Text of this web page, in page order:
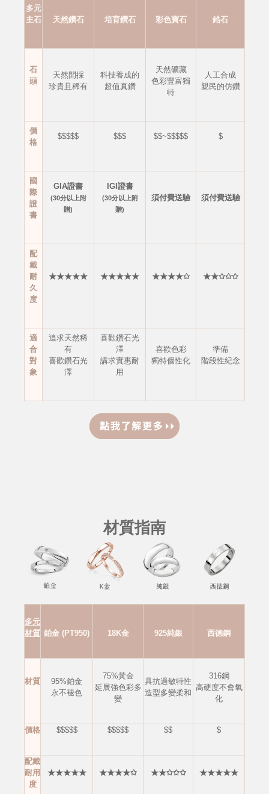
多元
主石
天然鑽石 培育鑽石 彩色寶石 鋯石
石
頭
天然開採
珍貴且稀有
科技養成的
超值真鑽
天然礦藏
色彩豐富獨
特
人工合成
親民的仿鑽
價
格
$$$$$ $$$ $$~$$$$$ $
國
際
證
書
GIA證書
(30分以上附
贈)
IGI證書
(30分以上附
贈)
須付費送驗 須付費送驗
配
戴
耐
久
度
★★★★★ ★★★★★ ★★★★✩ ★★✩✩✩
適
合
對
象
追求天然稀
有
喜歡鑽石光
澤
喜歡鑽石光
澤
講求實惠耐
用
喜歡色彩
獨特個性化
準備
階段性紀念
材質指南
多元
材質 鉑金 (PT950) 18K金 925純銀 西德鋼
材質
95%鉑金
永不褪色
75%黃金
延展強色彩多
變
具抗過敏特性
造型多變柔和
316鋼
高硬度不會氧
化
價格 $$$$$ $$$$$ $$ $
配戴
耐用
度
★★★★★ ★★★★✩ ★★✩✩✩ ★★★★★